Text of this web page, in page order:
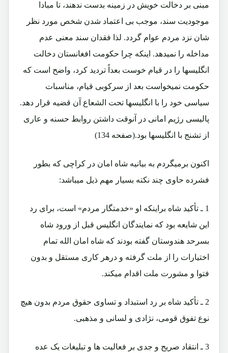
مبنی بر دخالت خویش در زمینه بدست ندهند، تا مبادا
موجودیت سند، موجب بی اعتماد شدن شخص مورد نظر
شان نزد مردم عوام گردد. لذا فقدان سند معنی عدم
مداخله را نمیدهد. اینکه چرا حکومت افغانستان دخالت
انگلیسها را در قیام خوست بعداً تردید کرد، واضح است که
حکومت نمیخواست بعد از سرکوبی قیام، مناسبات
سیاسی خود را با انگلیسها تحت الشعاع آن قضیه قرار دهد.
پالیسی رژیم امانی در آنوقت داشتن روابط حسنه و عاری
از تشنج با انگلیسها بود.(صفحه 134)
اکنون برمیگردم به بیانیه شاه امان در کراچی که بطور
فشرده حاوی چند نکته بسیار مهم ذیل میباشد:
1 ـ تأکید شاه براینکه او «خدمتگار مردم» است، برای رد
این شایعه بود که نمایندگان انگلیس قبل از ورود شاه
بسرحد هندوستان گفته بودند که شاه امان الله تمام
اختیارات را از ملت گرفته و درهر کاری مستقل و بدون
فتوا و مشورت ملت اقدام میکند.
2 ـ تأکید شاه بر رد استبداد و تساوی حقوق مردم بدون هیچ
نوع تفوق قومی، نژادی و لسانی و مذهبی.
3 ـ انتقاد صریح و جدی بر فعالیت ها و تبلیغات یک عده